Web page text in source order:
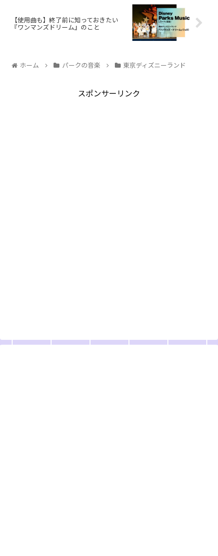
【使用曲も】終了前に知っておきたい
『ワンマンズドリーム』のこと
ホーム パークの音楽 東京ディズニーランド
スポンサーリンク